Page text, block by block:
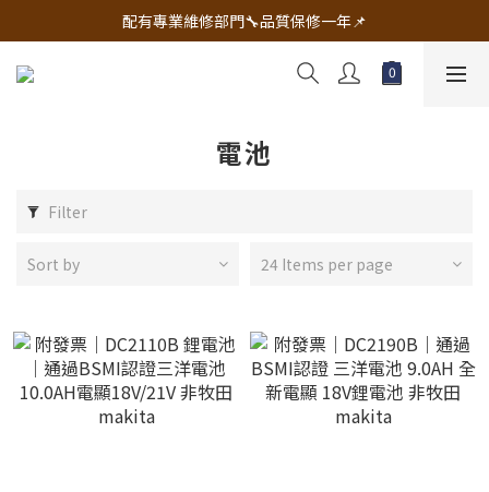
🔧電動工具&五金唯一首選 宇慶五金網拍🔧
配有專業維修部門🔧品質保修一年📌
🔧電動工具&五金唯一首選 宇慶五金網拍🔧
電池
Filter
Sort by 24 Items per page